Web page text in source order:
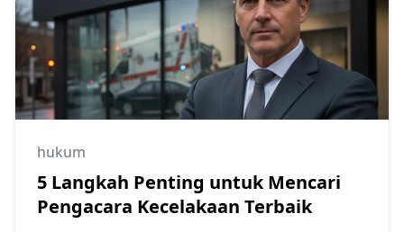
hukum
5 Langkah Penting untuk Mencari
Pengacara Kecelakaan Terbaik